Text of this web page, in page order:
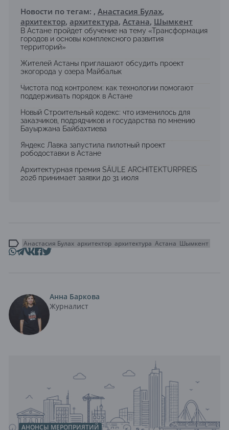
Новости по тегам: , Анастасия Булах,
архитектор, архитектура, Астана, Шымкент
В Астане пройдет обучение на тему «Трансформация
городов и основы комплексного развития
территорий»
Жителей Астаны приглашают обсудить проект
экогорода у озера Майбалык
Чистота под контролем: как технологии помогают
поддерживать порядок в Астане
Новый Строительный кодекс: что изменилось для
заказчиков, подрядчиков и государства по мнению
Бауыржана Байбахтиева
Яндекс Лавка запустила пилотный проект
рободоставки в Астане
Архитектурная премия SÄULE ARCHITEKTURPREIS
2026 принимает заявки до 31 июля
Анастасия Булах архитектор архитектура Астана Шымкент
Анна Баркова
Журналист
АНОНСЫ МЕРОПРИЯТИЙ